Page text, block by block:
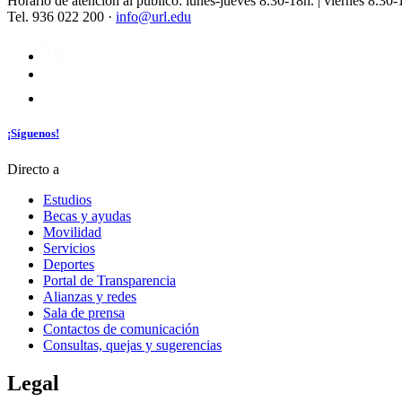
Tel. 936 022 200 · info@url.edu
¡Síguenos!
Directo a
Estudios
Becas y ayudas
Movilidad
Servicios
Deportes
Portal de Transparencia
Alianzas y redes
Sala de prensa
Contactos de comunicación
Consultas, quejas y sugerencias
Legal